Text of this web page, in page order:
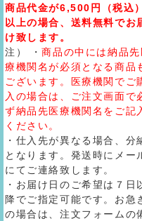
商品代金が6,500円（税込）
以上の場合、送料無料でお
け致します。
注） ・商品の中には納品先
療機関名が必須となる商品
ございます。医療機関でご
入の場合は、ご注文画面で
ず納品先医療機関名をご記
ください。
・仕入先が異なる場合、分
となります。発送時にメー
にてご連絡致します。
・お届け日のご希望は７日
降でご指定可能です。お急
の場合は、注文フォームの